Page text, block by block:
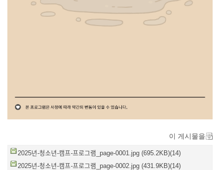
이 게시물을
2025년-청소년-캠프-프로그램_page-0001.jpg (695.2KB)(14)
2025년-청소년-캠프-프로그램_page-0002.jpg (431.9KB)(14)